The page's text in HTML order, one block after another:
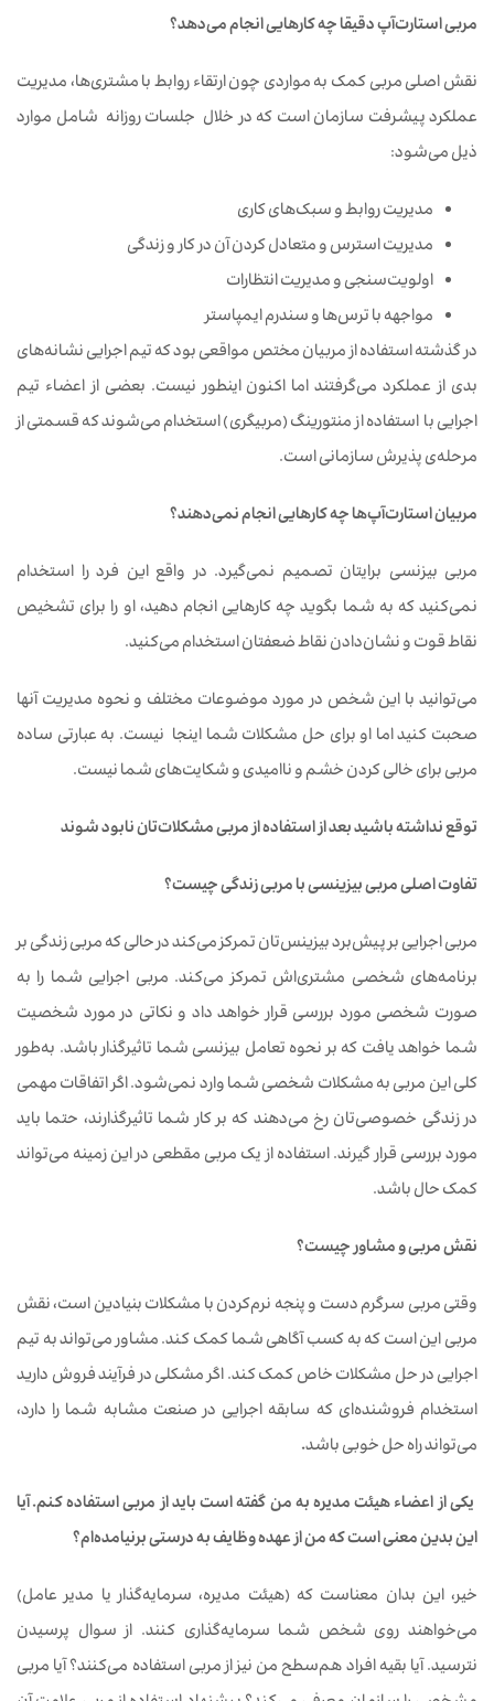
مربیاستارتآپدقیقاچهکارهایی انجام میدهد؟
نقش اصلی مربی کمک به مواردی چون ارتقاء روابط با مشتری‌ها، مدیریت
عملکرد پیشرفت سازمان است که در خلال جلسات روزانه شامل موارد
ذیل می‌شود:
مدیریت روابط و سبک‌های کاری
مدیریت استرس و متعادل کردن آن در کار و زندگی
اولویت‌سنجی و مدیریت انتظارات
مواجهه با ترس‌ها و سندرم ایمپاستر
در گذشته استفاده از مربیان مختص مواقعی بود که تیم اجرایی نشانه‌های
بدی از عملکرد می‌گرفتند اما ‌اکنون اینطور نیست. بعضی از اعضاء تیم
اجرایی با استفاده از منتورینگ (مربیگری) استخدام می‌شوند که قسمتی از
مرحله‌ی پذیرش سازمانی است.
مربیان استارتآپها چه کارهایی انجام نمیدهند؟
مربی بیزنسی برایتان تصمیم نمی‌گیرد. در واقع این فرد را استخدام
نمی‌کنید که به شما بگوید چه کارهایی انجام دهید، او را برای تشخیص
نقاط قوت و نشان‌دادن نقاط ضعفتان استخدام می‌کنید.
می‌توانید با این شخص در مورد موضوعات مختلف و نحوه مدیریت آنها
صحبت کنید اما او برای حل مشکلات شما اینجا نیست. به عبارتی ساده
مربی برای خالی کردن خشم و ناامیدی و شکایت‌های شما نیست.
توقع نداشته ‌باشید بعد از استفاده از مربی مشکلات‌تان نابود شوند
تفاوتاصلیمربیبیزینسیبامربیزندگیچیست؟
مربیاجراییبرپیش‌بردبیزینس‌تانتمرکزمی‌کنددرحالیکهمربیزندگیبر
برنامه‌های شخصی مشتری‌اش تمرکز می‌کند. مربی اجرایی شما را به
صورت شخصی مورد بررسی قرار خواهد داد و نکاتی در مورد شخصیت
شما خواهدیافت که بر نحوه تعامل بیزنسی شما تاثیرگذارباشد. به‌طور
کلیاین مربیبهمشکلات شخصیشماواردنمی‌شود. اگراتفاقاتمهمی‌
درزندگی خصوصی‌تان رخ می‌دهند که برکار شما تاثیرگذارند، حتما باید
موردبررسی قرار گیرند. استفاده از یک مربی مقطعی دراینزمینه می‌تواند
کمک‌ حال باشد.
نقشمربیومشاورچیست؟
وقتیمربی سرگرمدست وپنجه نرم‌کردنبا مشکلاتبنیادین است،نقش
مربی این است کهبه کسب آگاهی شما کمک کند. مشاورمی‌تواندبه تیم
اجراییدرحل مشکلاتخاصکمککند. اگرمشکلی درفرآیندفروش دارید
استخدام فروشنده‌ای که سابقه اجرایی در صنعت مشابه شما را دارد،
می‌تواندراهحلخوبیباشد.
یکیازاعضاءهیئتمدیرهبهمنگفتهاستبایدازمربیاستفادهکنم.آیا
اینبدینمعنیاستکهمنازعهده وظایفبهدرستیبرنیامدهام؟
خیر، این بدان معناست که (هیئت مدیره، سرمایهگذار یا مدیر عامل)
می‌خواهند روی شخص شما سرمایه‌گذاری کنند. از سوال پرسیدن
نترسید. آیا بقیهافرادهم‌سطح من نیزازمربیاستفاده می‌کنند؟آیا مربی